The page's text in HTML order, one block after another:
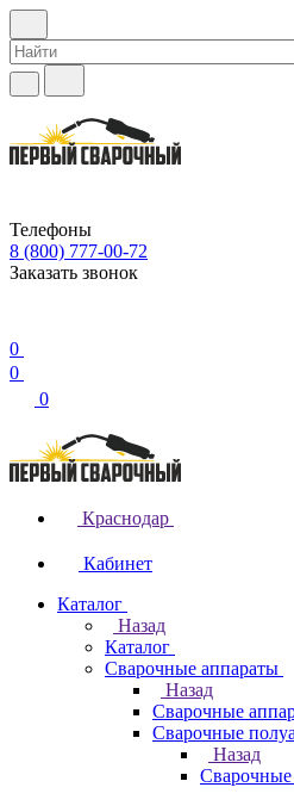
Телефоны
8 (800) 777-00-72
Заказать звонок
0
0
0
Краснодар
Кабинет
Каталог
Назад
Каталог
Сварочные аппараты
Назад
Сварочные
Сварочные
Назад